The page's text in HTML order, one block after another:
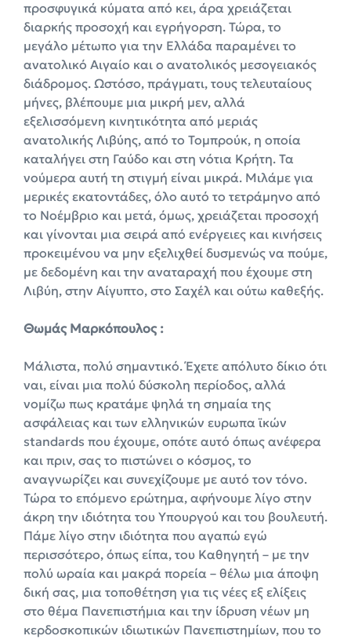
προσφυγικά κύματα από κει, άρα χρειάζεται
διαρκής προσοχή και εγρήγορση. Τώρα, το
μεγάλο μέτωπο για την Ελλάδα παραμένει το
ανατολικό Αιγαίο και ο ανατολικός μεσογειακός
διάδρομος. Ωστόσο, πράγματι, τους τελευταίους
μήνες, βλέπουμε μια μικρή μεν, αλλά
εξελισσόμενη κινητικότητα από μεριάς
ανατολικής Λιβύης, από το Τομπρούκ, η οποία
καταλήγει στη Γαύδο και στη νότια Κρήτη. Τα
νούμερα αυτή τη στιγμή είναι μικρά. Μιλάμε για
μερικές εκατοντάδες, όλο αυτό το τετράμηνο από
το Νοέμβριο και μετά, όμως, χρειάζεται προσοχή
και γίνονται μια σειρά από ενέργειες και κινήσεις
προκειμένου να μην εξελιχθεί δυσμενώς να πούμε,
με δεδομένη και την αναταραχή που έχουμε στη
Λιβύη, στην Αίγυπτο, στο Σαχέλ και ούτω καθεξής.
Θωμάς Μαρκόπουλος :
Μάλιστα, πολύ σημαντικό. Έχετε απόλυτο δίκιο ότι
ναι, είναι μια πολύ δύσκολη περίοδος, αλλά
νομίζω πως κρατάμε ψηλά τη σημαία της
ασφάλειας και των ελληνικών ευρωπα ϊκών
standards που έχουμε, οπότε αυτό όπως ανέφερα
και πριν, σας το πιστώνει ο κόσμος, το
αναγνωρίζει και συνεχίζουμε με αυτό τον τόνο.
Τώρα το επόμενο ερώτημα, αφήνουμε λίγο στην
άκρη την ιδιότητα του Υπουργού και του βουλευτή.
Πάμε λίγο στην ιδιότητα που αγαπώ εγώ
περισσότερο, όπως είπα, του Καθηγητή – με την
πολύ ωραία και μακρά πορεία – θέλω μια άποψη
δική σας, μια τοποθέτηση για τις νέες εξ ελίξεις
στο θέμα Πανεπιστήμια και την ίδρυση νέων μη
κερδοσκοπικών ιδιωτικών Πανεπιστημίων, που το